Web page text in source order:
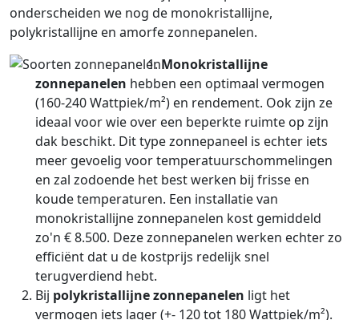
onderscheiden we nog de monokristallijne,
polykristallijne en amorfe zonnepanelen.
Monokristallijne
zonnepanelen hebben een optimaal vermogen
(160-240 Wattpiek/m²) en rendement. Ook zijn ze
ideaal voor wie over een beperkte ruimte op zijn
dak beschikt. Dit type zonnepaneel is echter iets
meer gevoelig voor temperatuurschommelingen
en zal zodoende het best werken bij frisse en
koude temperaturen. Een installatie van
monokristallijne zonnepanelen kost gemiddeld
zo'n € 8.500. Deze zonnepanelen werken echter zo
efficiënt dat u de kostprijs redelijk snel
terugverdiend hebt.
Bij polykristallijne zonnepanelen ligt het
vermogen iets lager (+- 120 tot 180 Wattpiek/m²).